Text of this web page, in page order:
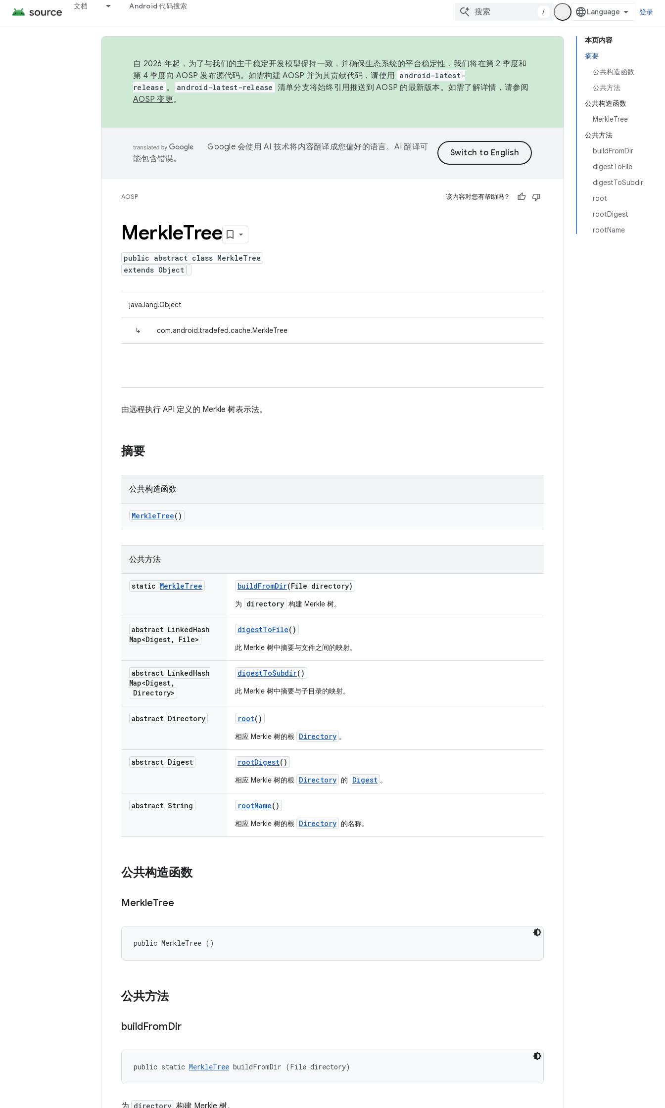
文档 Android 代码搜索
/ 登录
本页内容
摘要
公共构造函数
公共方法
公共构造函数
MerkleTree
公共方法
buildFromDir
digestToFile
digestToSubdir
root
rootDigest
rootName
自 2026 年起，为了与我们的主干稳定开发模型保持一致，并确保生态系统的平台稳定性，我们将在第 2 季度和
第 4 季度向 AOSP 发布源代码。如需构建 AOSP 并为其贡献代码，请使用 android-latest-
release 。 android-latest-release 清单分支将始终引用推送到 AOSP 的最新版本。如需了解详情，请参阅
AOSP 变更。
Google 会使用 AI 技术将内容翻译成您偏好的语言。AI 翻译可
能包含错误。
AOSP 该内容对您有帮助吗？
MerkleTree
public abstract class MerkleTree
extends Object
java.lang.Object
↳ com.android.tradefed.cache.MerkleTree
由远程执行 API 定义的 Merkle 树表示法。
摘要
公共构造函数
MerkleTree()
公共方法
static MerkleTree buildFromDir(File directory)
为 directory 构建 Merkle 树。
abstract LinkedHash
Map<Digest, File>
digestToFile()
此 Merkle 树中摘要与文件之间的映射。
abstract LinkedHash
Map<Digest,
Directory>
digestToSubdir()
此 Merkle 树中摘要与子目录的映射。
abstract Directory root()
相应 Merkle 树的根 Directory 。
abstract Digest rootDigest()
相应 Merkle 树的根 Directory 的 Digest 。
abstract String rootName()
相应 Merkle 树的根 Directory 的名称。
公共构造函数
MerkleTree
public MerkleTree ()
公共方法
buildFromDir
public static MerkleTree buildFromDir (File directory)
为 directory 构建 Merkle 树。